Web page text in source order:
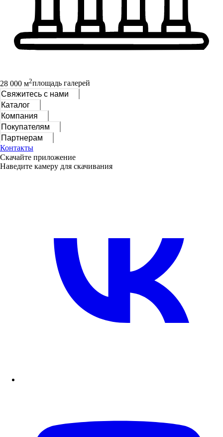
28 000 м2площадь галерей
Свяжитесь с нами
Каталог
Компания
Покупателям
Партнерам
Контакты
Скачайте приложение
Наведите камеру для скачивания